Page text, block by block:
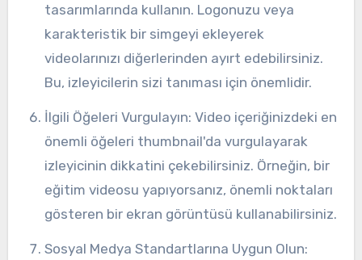
tasarımlarında kullanın. Logonuzu veya
karakteristik bir simgeyi ekleyerek
videolarınızı diğerlerinden ayırt edebilirsiniz.
Bu, izleyicilerin sizi tanıması için önemlidir.
İlgili Öğeleri Vurgulayın: Video içeriğinizdeki en
önemli öğeleri thumbnail'da vurgulayarak
izleyicinin dikkatini çekebilirsiniz. Örneğin, bir
eğitim videosu yapıyorsanız, önemli noktaları
gösteren bir ekran görüntüsü kullanabilirsiniz.
Sosyal Medya Standartlarına Uygun Olun: